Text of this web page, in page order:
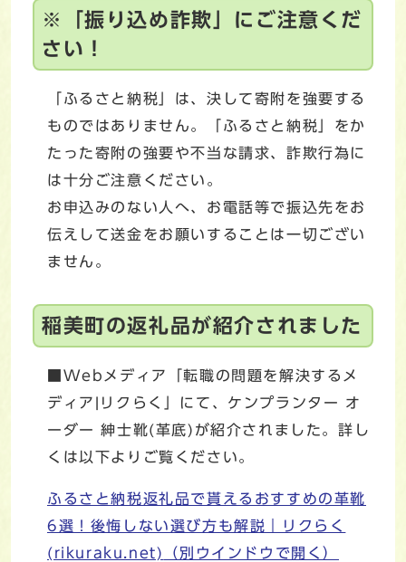
※「振り込め詐欺」にご注意くだ
さい！
「ふるさと納税」は、決して寄附を強要する
ものではありません。「ふるさと納税」をか
たった寄附の強要や不当な請求、詐欺行為に
は十分ご注意ください。
お申込みのない人へ、お電話等で振込先をお
伝えして送金をお願いすることは一切ござい
ません。
稲美町の返礼品が紹介されました
■Webメディア「転職の問題を解決するメ
ディア|リクらく」にて、ケンプランター オ
ーダー 紳士靴(革底)が紹介されました。詳し
くは以下よりご覧ください。
ふるさと納税返礼品で貰えるおすすめの革靴
6選！後悔しない選び方も解説｜リクらく
(rikuraku.net)
（別ウインドウで開く）